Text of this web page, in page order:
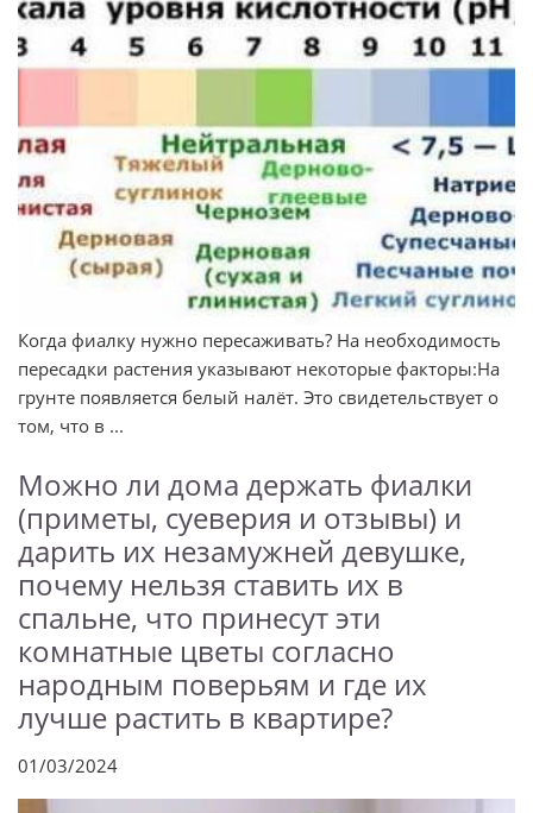
Когда фиалку нужно пересаживать? На необходимость
пересадки растения указывают некоторые факторы:На
грунте появляется белый налёт. Это свидетельствует о
том, что в ...
Можно ли дома держать фиалки
(приметы, суеверия и отзывы) и
дарить их незамужней девушке,
почему нельзя ставить их в
спальне, что принесут эти
комнатные цветы согласно
народным поверьям и где их
лучше растить в квартире?
01/03/2024